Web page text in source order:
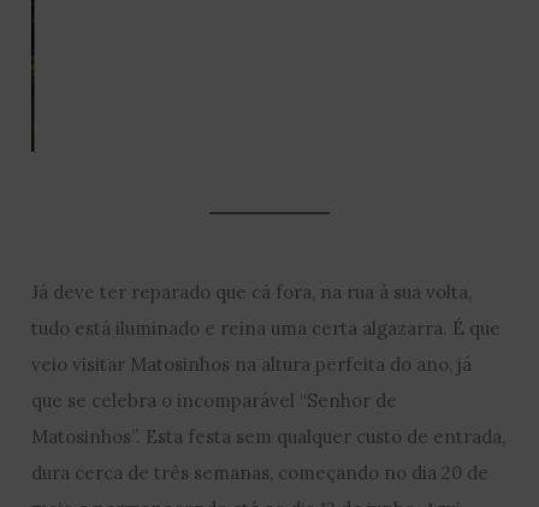
Já deve ter reparado que cá fora, na rua à sua volta,
tudo está iluminado e reina uma certa algazarra. É que
veio visitar Matosinhos na altura perfeita do ano, já
que se celebra o incomparável “Senhor de
Matosinhos”. Esta festa sem qualquer custo de entrada,
dura cerca de três semanas, começando no dia 20 de